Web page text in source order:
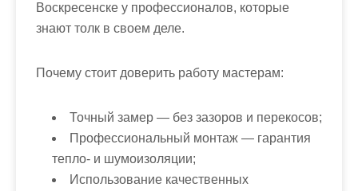
Воскресенске у профессионалов, которые
знают толк в своем деле.
Почему стоит доверить работу мастерам:
Точный замер — без зазоров и перекосов;
Профессиональный монтаж — гарантия
тепло- и шумоизоляции;
Использование качественных